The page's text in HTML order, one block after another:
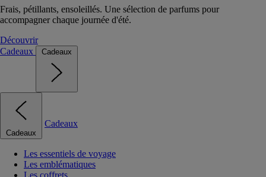
Frais, pétillants, ensoleillés. Une sélection de parfums pour
accompagner chaque journée d'été.
Découvrir
Cadeaux
Cadeaux
Cadeaux
Cadeaux
Les essentiels de voyage
Les emblématiques
Les coffrets